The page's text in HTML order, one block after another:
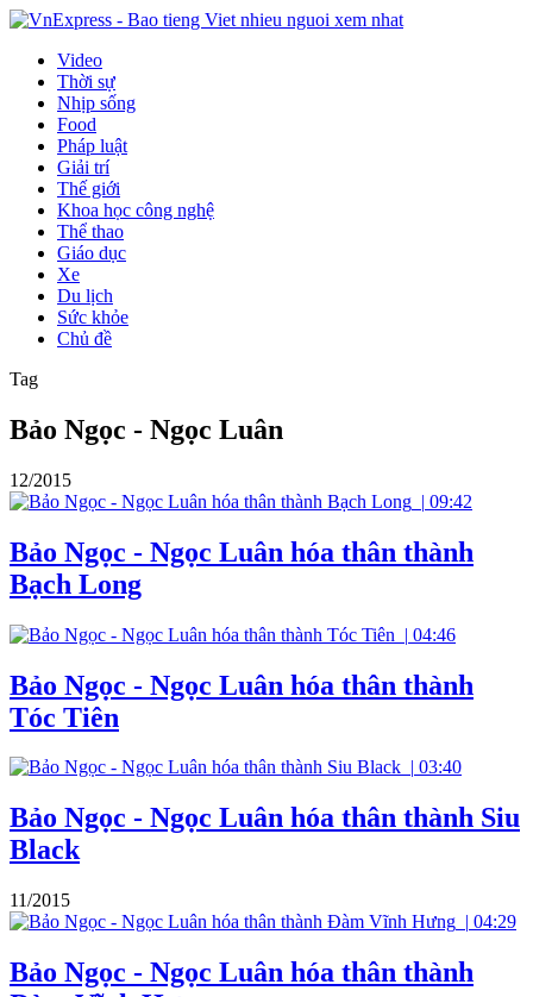
Video
Thời sự
Nhịp sống
Food
Pháp luật
Giải trí
Thế giới
Khoa học công nghệ
Thể thao
Giáo dục
Xe
Du lịch
Sức khỏe
Chủ đề
Tag
Bảo Ngọc - Ngọc Luân
12/2015
| 09:42
Bảo Ngọc - Ngọc Luân hóa thân thành
Bạch Long
| 04:46
Bảo Ngọc - Ngọc Luân hóa thân thành
Tóc Tiên
| 03:40
Bảo Ngọc - Ngọc Luân hóa thân thành Siu
Black
11/2015
| 04:29
Bảo Ngọc - Ngọc Luân hóa thân thành